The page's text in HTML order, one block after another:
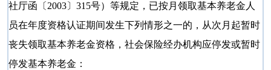
社厅函〔2003〕315号）等规定，已按月领取基本养老金人
员在年度资格认证期间发生下列情形之一的，从次月起暂时
丧失领取基本养老金资格，社会保险经办机构应停发或暂时
停发基本养老金：